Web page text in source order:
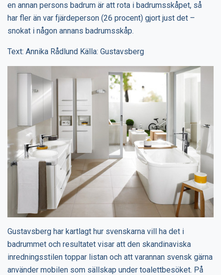
en annan persons badrum är att rota i badrumsskåpet, så
har fler än var fjärdeperson (26 procent) gjort just det –
snokat i någon annans badrumsskåp.
Text: Annika Rådlund Källa: Gustavsberg
Gustavsberg har kartlagt hur svenskarna vill ha det i
badrummet och resultatet visar att den skandinaviska
inredningsstilen toppar listan och att varannan svensk gärna
använder mobilen som sällskap under toalettbesöket. På